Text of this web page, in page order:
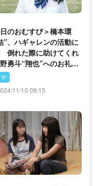
のおむすび＞橋本環
”、ハギャレンの活動に
倒れた際に助けてくれ
勇斗“翔也”へのお礼を
マ
11/10 08:15